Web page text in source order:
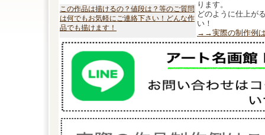
この作品は描けるの？値段は？等のご質問
は何でもお気軽にご連絡下さい！どんな作
品でも描けます！
ります。
どのように仕上が
い！
→→実際の制作例